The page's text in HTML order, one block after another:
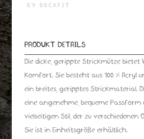
BY BOCKFIT
PRODUKT DETAILS
Die dicke, gerippte Strickmütze bietet
Komfort. Sie besteht aus 100 % Acryl
ein breites, geripptes Strickmaterial.
eine angenehme, bequeme Passform
vielseitigen Stil, der zu verschiedenen
Sie ist in Einheitsgröße erhältlich.